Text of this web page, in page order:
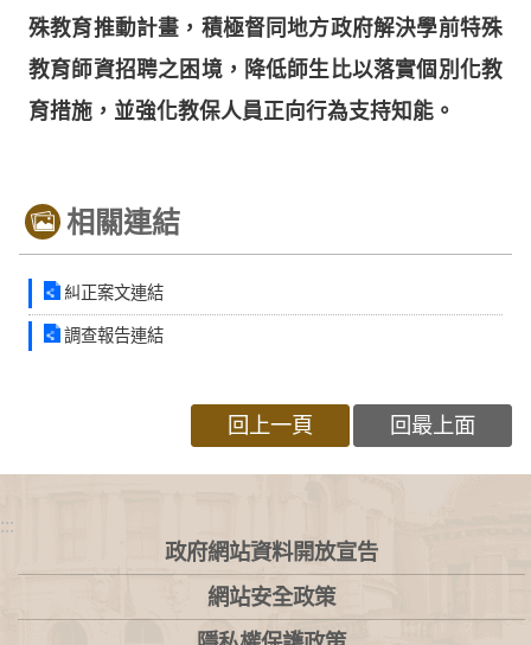
殊教育推動計畫，積極督同地方政府解決學前特殊
教育師資招聘之困境，降低師生比以落實個別化教
育措施，並強化教保人員正向行為支持知能。
相關連結
糾正案文連結
調查報告連結
回上一頁 回最上面
:::
政府網站資料開放宣告
網站安全政策